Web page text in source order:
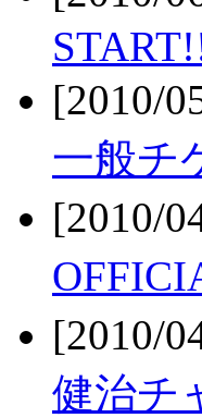
[2010/
一般チ
[2010/
[2010/
健治チ